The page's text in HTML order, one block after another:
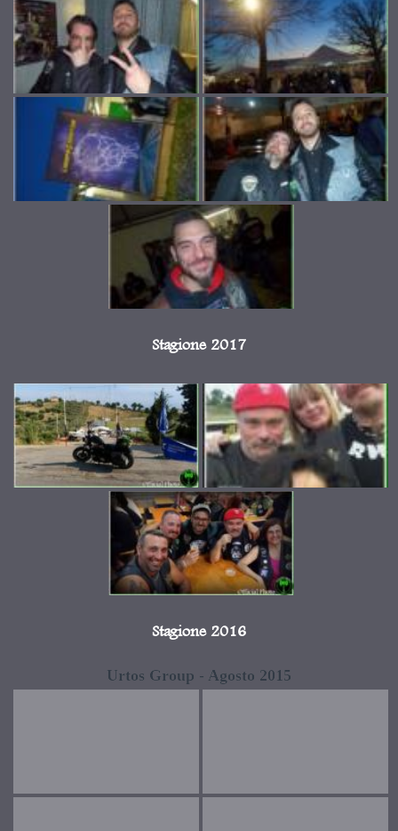
Stagione 2017
Stagione 2016
Urtos Group - Agosto 2015